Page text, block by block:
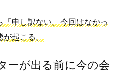
申し訳ない。今回はなかっ
が起こる。
ーが出る前に今の会